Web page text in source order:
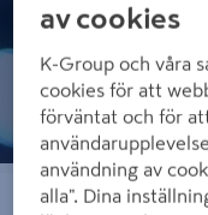
Sortera
av cookies
K-Group och våra
cookies för att
förväntat och för
användning av
alla". Dina